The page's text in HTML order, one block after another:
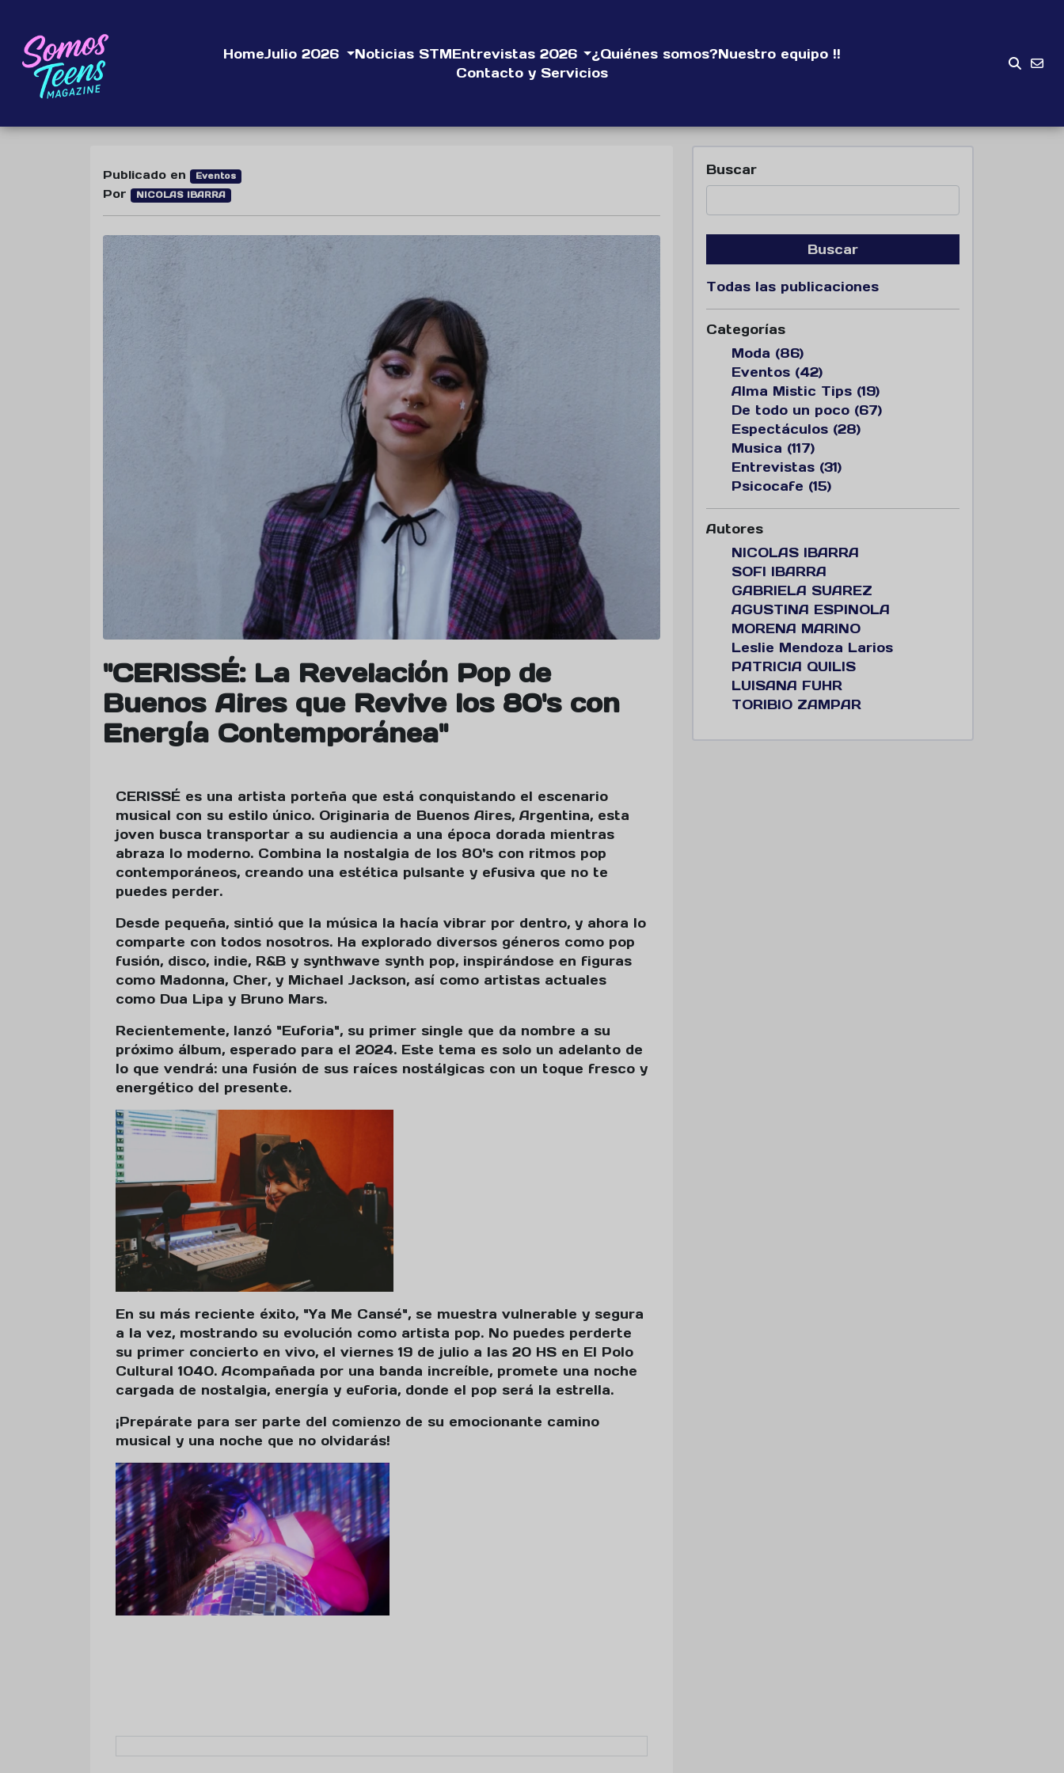
HomeJulio 2026 Noticias STMEntrevistas 2026 ¿Quiénes somos?Nuestro equipo !!
Contacto y Servicios
Publicado en Eventos
Por NICOLAS IBARRA
"CERISSÉ: La Revelación Pop de
Buenos Aires que Revive los 80's con
Energía Contemporánea"
CERISSÉ es una artista porteña que está conquistando el escenario
musical con su estilo único. Originaria de Buenos Aires, Argentina, esta
joven busca transportar a su audiencia a una época dorada mientras
abraza lo moderno. Combina la nostalgia de los 80's con ritmos pop
contemporáneos, creando una estética pulsante y efusiva que no te
puedes perder.
Desde pequeña, sintió que la música la hacía vibrar por dentro, y ahora lo
comparte con todos nosotros. Ha explorado diversos géneros como pop
fusión, disco, indie, R&B y synthwave synth pop, inspirándose en figuras
como Madonna, Cher, y Michael Jackson, así como artistas actuales
como Dua Lipa y Bruno Mars.
Recientemente, lanzó "Euforia", su primer single que da nombre a su
próximo álbum, esperado para el 2024. Este tema es solo un adelanto de
lo que vendrá: una fusión de sus raíces nostálgicas con un toque fresco y
energético del presente.
En su más reciente éxito, "Ya Me Cansé", se muestra vulnerable y segura
a la vez, mostrando su evolución como artista pop. No puedes perderte
su primer concierto en vivo, el viernes 19 de julio a las 20 HS en El Polo
Cultural 1040. Acompañada por una banda increíble, promete una noche
cargada de nostalgia, energía y euforia, donde el pop será la estrella.
¡Prepárate para ser parte del comienzo de su emocionante camino
musical y una noche que no olvidarás!
Buscar
Buscar
Todas las publicaciones
Categorías
Moda (86)
Eventos (42)
Alma Mistic Tips (19)
De todo un poco (67)
Espectáculos (28)
Musica (117)
Entrevistas (31)
Psicocafe (15)
Autores
NICOLAS IBARRA
SOFI IBARRA
GABRIELA SUAREZ
AGUSTINA ESPINOLA
MORENA MARINO
Leslie Mendoza Larios
PATRICIA QUILIS
LUISANA FUHR
TORIBIO ZAMPAR